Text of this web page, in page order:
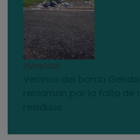
05/08/2026